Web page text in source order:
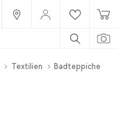
Textilien Badteppiche